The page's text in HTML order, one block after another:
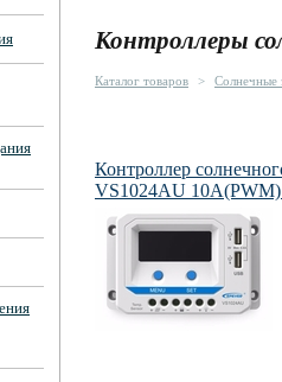
Контроллеры
Каталог товаров > Солнечные
Контроллер
VS1024AU